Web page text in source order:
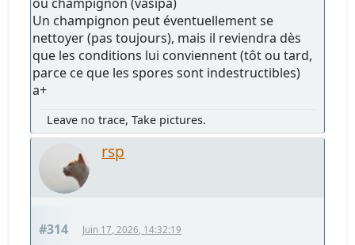
Un champignon peut éventuellement se
nettoyer (pas toujours), mais il reviendra dès
que les conditions lui conviennent (tôt ou tard,
parce ce que les spores sont indestructibles)
a+
Leave no trace, Take pictures.
rsp
#314 Juin 17, 2026, 14:32:19